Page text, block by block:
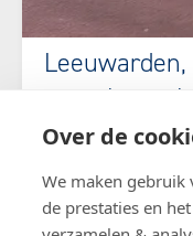
Over de
We maken gebruik
de prestaties en
Voor
worden volledig
het warmtenet.